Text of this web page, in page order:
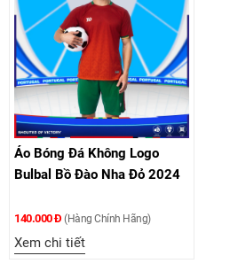
Áo Bóng Đá Không Logo
Bulbal Bồ Đào Nha Đỏ 2024
140.000 Đ (Hàng Chính Hãng)
Xem chi tiết